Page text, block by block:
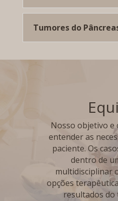
Tumores do
Nosso objetivo e
entender as
paciente. Os
dentro de
multidisciplinar
opções
resultados